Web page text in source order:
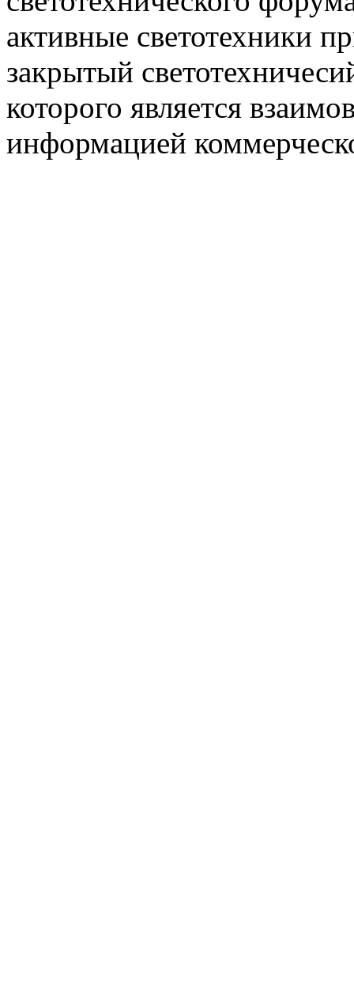
активные светотехники
закрытый
которого является
информацией